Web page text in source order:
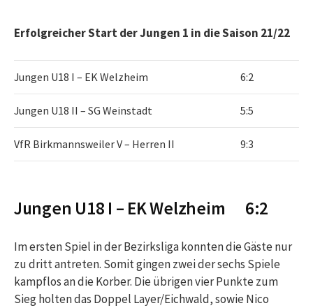
Erfolgreicher Start der Jungen 1 in die Saison 21/22
Jungen U18 I – EK Welzheim 6:2
Jungen U18 II – SG Weinstadt 5:5
VfR Birkmannsweiler V – Herren II 9:3
Jungen U18 I – EK Welzheim 6:2
Im ersten Spiel in der Bezirksliga konnten die Gäste nur
zu dritt antreten. Somit gingen zwei der sechs Spiele
kampflos an die Korber. Die übrigen vier Punkte zum
Sieg holten das Doppel Layer/Eichwald, sowie Nico